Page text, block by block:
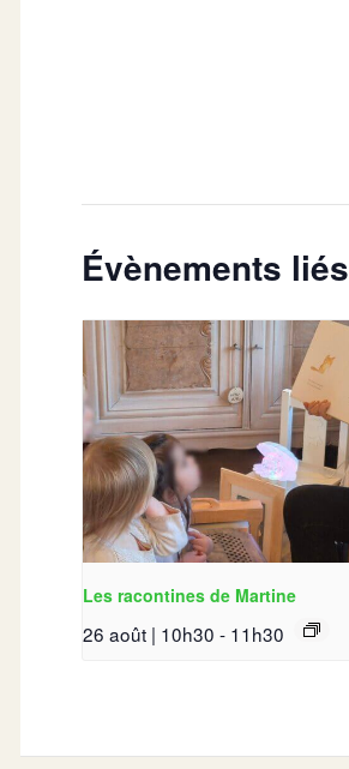
Évènements liés
Les racontines de Martine
26 août | 10h30 - 11h30